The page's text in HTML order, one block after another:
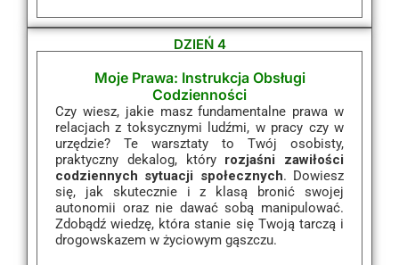
DZIEŃ 4
Moje Prawa: Instrukcja Obsługi
Codzienności
Czy wiesz, jakie masz fundamentalne prawa w
relacjach z toksycznymi ludźmi, w pracy czy w
urzędzie? Te warsztaty to Twój osobisty,
praktyczny dekalog, który rozjaśni zawiłości
codziennych sytuacji społecznych. Dowiesz
się, jak skutecznie i z klasą bronić swojej
autonomii oraz nie dawać sobą manipulować.
Zdobądź wiedzę, która stanie się Twoją tarczą i
drogowskazem w życiowym gąszczu.